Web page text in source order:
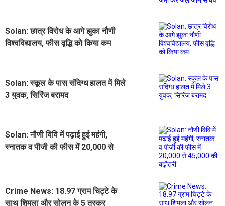
Solan: छात्र विरोध के आगे झुका नौणी
विश्वविद्यालय, फीस वृद्धि को किया कम
Solan: स्कूल के पास संदिग्ध हालत में मिले
3 युवक, सिरिंज बरामद
Solan: नौणी विवि में पढ़ाई हुई महंगी,
स्नातक व पीजी की फीस में 20,000 से
Crime News: 18.97 ग्राम चिट्टे के
साथ शिमला और सोलन के 5 तस्कर